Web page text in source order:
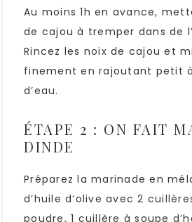
Au moins 1h en avance,
de cajou à tremper dans de
Rincez les noix de cajou et
finement en rajoutant petit
d’eau.
ÉTAPE 2 : ON FAIT
DINDE
Préparez la marinade en
d’huile d’olive avec 2
poudre, 1 cuillère à soupe